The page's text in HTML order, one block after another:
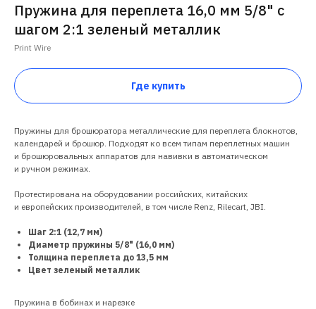
Пружина для переплета 16,0 мм 5/8" с
шагом 2:1 зеленый металлик
Print Wire
Где купить
Пружины для брошюратора металлические для переплета блокнотов,
календарей и брошюр. Подходят ко всем типам переплетных машин
и брошюровальных аппаратов для навивки в автоматическом
и ручном режимах.
Протестирована на оборудовании российских, китайских
и европейских производителей, в том числе Renz, Rilecart, JBI.
Шаг 2:1 (12,7 мм)
Диаметр пружины 5/8" (16,0 мм)
Толщина переплета до 13,5 мм
Цвет зеленый металлик
Пружина в бобинах и нарезке